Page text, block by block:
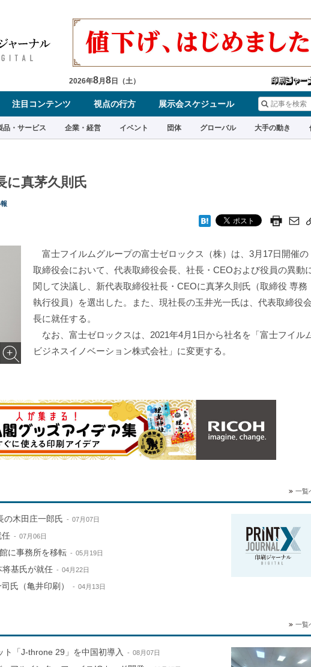
2026年8月 8 日（土）
注目コンテンツ 視点の行方 展示会スケジュール
品・サービス 企業・経営 イベント 団体 グローバル 大手の動き
に真茅久則氏
富士フイルムグループの富士ゼロックス（株）は、3月17日開催の
取締役会において、代表取締役会長、社長・CEOおよび役員の異動
関して決議し、新代表取締役社長・CEOに真茅久則氏（取締役 専務
執行役員）を選出した。また、現社長の玉井光一氏は、代表取締役会
長に就任する。
なお、富士ゼロックスは、2021年4月1日から社名を「富士フイル
ビジネスイノベーション株式会社」に変更する。
一覧
の木田庄一郎氏 07月07日
任 07月06日
に事務所を移転 05月19日
将基氏が就任 04月22日
氏（亀井印刷） 04月13日
一覧
「J-throne 29」を中国初導入 08月07日